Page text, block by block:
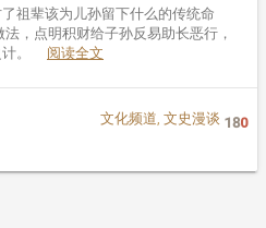
祖辈该为儿孙留下什么的传统命
，点明积财给子孙反易助长恶行，
计。 阅读全文
文化频道,文史漫谈 180